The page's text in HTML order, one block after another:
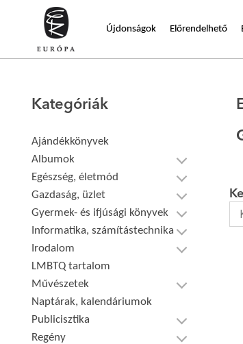
Újdonságok Előrendelhető
Kategóriák
Ajándékkönyvek
Albumok
Egészség, életmód
Gazdaság, üzlet
Gyermek- és ifjúsági könyvek
Informatika, számítástechnika
Irodalom
LMBTQ tartalom
Művészetek
Naptárak, kalendáriumok
Publicisztika
Regény